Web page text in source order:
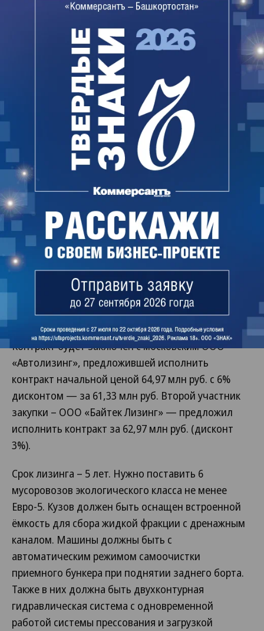
препарата Эрибулина с единственным участником
закупки – московским АО "Ланцет"(владелец —
Марина Карасева). Начальная стоимость договора
составляет 17,02 млн руб., предложение компании
в итоговом протоколе не указано.
Согласно аукционной документации, компания
должна поставить 500 растворов для
внутривенного введения с дозировкой 0,5 мг/мл 2
мл. Поставка должна проходить равными
партиями с 5 по 15 августа и с 5 по 15 октября.
Компания из Москвы поставит
«Спецавтохозяйству» Уфы шесть
мусоровозов
МУП «Спецавтохозяйство по уборке города» Уфы
по итогам открытого запроса предложений от 7
мая выбрало поставщика на приобретение в
финансовую аренду (лизинг) транспортного
средства – специального автомобиля мусоровоза.
Контракт будет заключен с московским ООО
«Автолизинг», предложившей исполнить
контракт начальной ценой 64,97 млн руб. с 6%
дисконтом — за 61,33 млн руб. Второй участник
закупки – ООО «Байтек Лизинг» — предложил
исполнить контракт за 62,97 млн руб. (дисконт
3%).
Срок лизинга – 5 лет. Нужно поставить 6
мусоровозов экологического класса не менее
Евро-5. Кузов должен быть оснащен встроенной
ёмкость для сбора жидкой фракции с дренажным
каналом. Машины должны быть с
автоматическим режимом самоочистки
приемного бункера при поднятии заднего борта.
Также в них должна быть двухконтурная
гидравлическая система с одновременной
работой системы прессования и загрузкой